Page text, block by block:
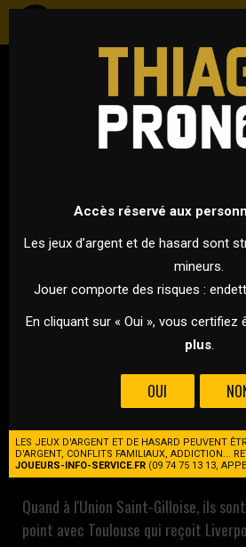
FOOTBALL
EUROPA LEAGUE -
9 NOVEMBRE 2023
VS
POUR CETTE 4ÈME JOURNÉE
REÇOIT LA ROYALE
Bon dernier de cette phase de poule
compteur, LASK est condamné à la
accrocher la seconde place dans ce
Quand à l'Union Saint-Gilloise, ils
point avec Toulouse qui reçoit
Accès réservé aux
Les jeux d’argent et de hasard sont
mineurs.
Jouer comporte des risques :
En cliquant sur « Oui », vous certifiez
plus.
OUI
LES JEUX D'ARGENT ET DE HASARD PEUVENT
D'ARGENT, CONFLITS FAMILIAUX, ADDICTION...
JOUEURS-INFO-SERVICE.FR (09 74 75 13 13,